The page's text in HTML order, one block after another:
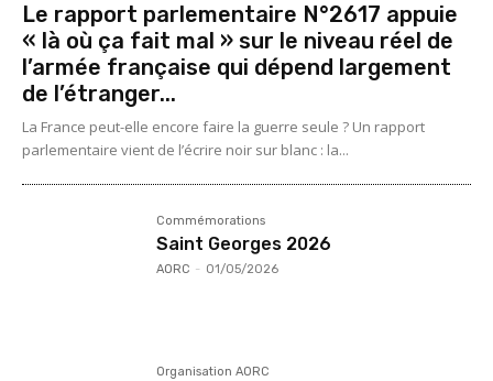
Le rapport parlementaire N°2617 appuie
« là où ça fait mal » sur le niveau réel de
l’armée française qui dépend largement
de l’étranger...
La France peut-elle encore faire la guerre seule ? Un rapport
parlementaire vient de l’écrire noir sur blanc : la...
Commémorations
Saint Georges 2026
AORC - 01/05/2026
Organisation AORC